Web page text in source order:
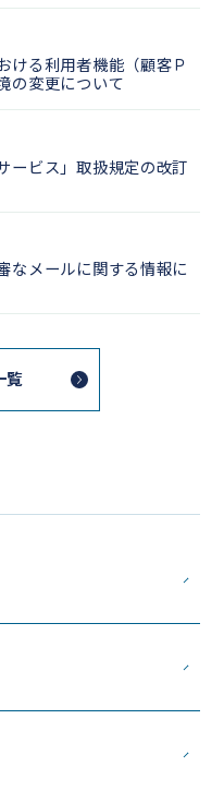
ける利用者機能（顧客Ｐ
の変更について
ービス」取扱規定の改訂
なメールに関する情報に
覧